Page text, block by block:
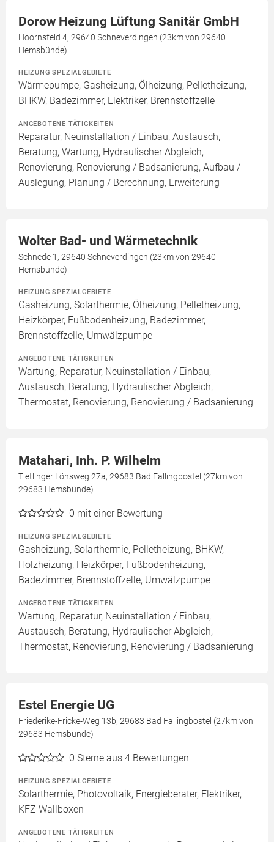
Dorow Heizung Lüftung Sanitär GmbH
Hoornsfeld 4, 29640 Schneverdingen (23km von 29640
Hemsbünde)
HEIZUNG SPEZIALGEBIETE
Wärmepumpe, Gasheizung, Ölheizung, Pelletheizung,
BHKW, Badezimmer, Elektriker, Brennstoffzelle
ANGEBOTENE TÄTIGKEITEN
Reparatur, Neuinstallation / Einbau, Austausch,
Beratung, Wartung, Hydraulischer Abgleich,
Renovierung, Renovierung / Badsanierung, Aufbau /
Auslegung, Planung / Berechnung, Erweiterung
Wolter Bad- und Wärmetechnik
Schnede 1, 29640 Schneverdingen (23km von 29640
Hemsbünde)
HEIZUNG SPEZIALGEBIETE
Gasheizung, Solarthermie, Ölheizung, Pelletheizung,
Heizkörper, Fußbodenheizung, Badezimmer,
Brennstoffzelle, Umwälzpumpe
ANGEBOTENE TÄTIGKEITEN
Wartung, Reparatur, Neuinstallation / Einbau,
Austausch, Beratung, Hydraulischer Abgleich,
Thermostat, Renovierung, Renovierung / Badsanierung
Matahari, Inh. P. Wilhelm
Tietlinger Lönsweg 27a, 29683 Bad Fallingbostel (27km von
29683 Hemsbünde)
0 mit einer Bewertung
HEIZUNG SPEZIALGEBIETE
Gasheizung, Solarthermie, Pelletheizung, BHKW,
Holzheizung, Heizkörper, Fußbodenheizung,
Badezimmer, Brennstoffzelle, Umwälzpumpe
ANGEBOTENE TÄTIGKEITEN
Wartung, Reparatur, Neuinstallation / Einbau,
Austausch, Beratung, Hydraulischer Abgleich,
Thermostat, Renovierung, Renovierung / Badsanierung
Estel Energie UG
Friederike-Fricke-Weg 13b, 29683 Bad Fallingbostel (27km von
29683 Hemsbünde)
0 Sterne aus 4 Bewertungen
HEIZUNG SPEZIALGEBIETE
Solarthermie, Photovoltaik, Energieberater, Elektriker,
KFZ Wallboxen
ANGEBOTENE TÄTIGKEITEN